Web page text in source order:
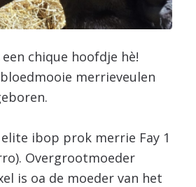
chique hoofdje hè!
merrieveulen
ibop prok merrie Fay 1
Overgrootmoeder
is oa de moeder van het